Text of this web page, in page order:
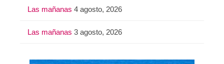
Las mañanas 4 agosto, 2026
Las mañanas 3 agosto, 2026